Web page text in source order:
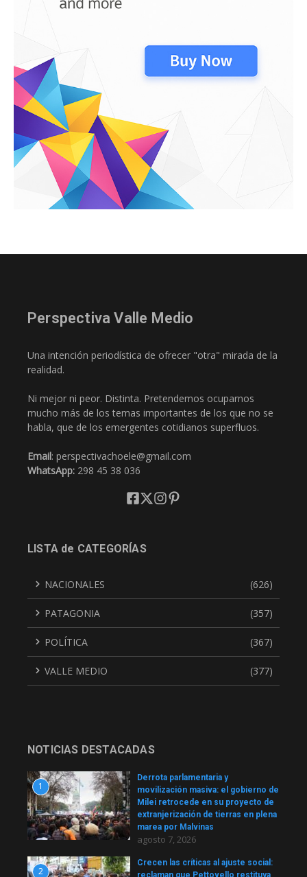
Perspectiva Valle Medio
Una intención periodística de ofrecer "otra" mirada de la
realidad.
Ni mejor ni peor. Distinta. Pretendemos ocuparnos
mucho más de los temas importantes de los que no se
habla, que de los emergentes cotidianos superfluos.
Email: perspectivachoele@gmail.com
WhatsApp: 298 45 38 036
LISTA de CATEGORÍAS
NACIONALES (626)
PATAGONIA (357)
POLÍTICA (367)
VALLE MEDIO (377)
NOTICIAS DESTACADAS
1
Derrota parlamentaria y
movilización masiva: el gobierno de
Milei retrocede en su proyecto de
extranjerización de tierras en plena
marea por Malvinas
agosto 7, 2026
2
Crecen las críticas al ajuste social:
reclaman que Pettovello restituya